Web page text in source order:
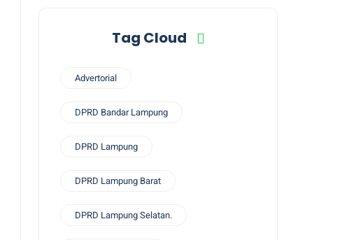
Tag Cloud
Advertorial
DPRD Bandar Lampung
DPRD Lampung
DPRD Lampung Barat
DPRD Lampung Selatan.